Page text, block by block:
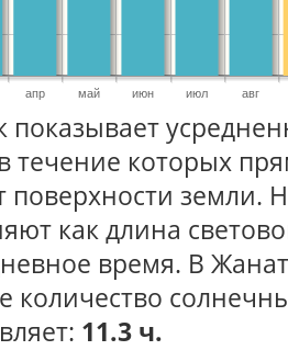
апр май июн июл авг
течение которых
поверхности земли.
как длина
время. В
количество
11.3 ч.